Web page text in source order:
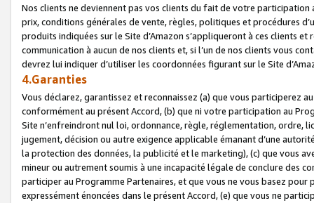
Nos clients ne deviennent pas vos clients du fait de votre
prix, conditions générales de vente, règles, politiques et procédures
produits indiquées sur le Site d’Amazon s’appliqueront à ces clients
communication à aucun de nos clients et, si l’un de nos clients vous
devrez lui indiquer d’utiliser les coordonnées figurant sur le Site
4.Garanties
Vous déclarez, garantissez et reconnaissez (a) que vous participerez
conformément au présent Accord, (b) que ni votre participation au
Site n’enfreindront nul loi, ordonnance, règle, réglementation, ordre,
jugement, décision ou autre exigence applicable émanant d’une
la protection des données, la publicité et le marketing), (c) que vous
mineur ou autrement soumis à une incapacité légale de conclure des
participer au Programme Partenaires, et que vous ne vous basez
expressément énoncées dans le présent Accord, (e) que vous ne